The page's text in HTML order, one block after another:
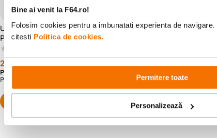
Bine ai venit la F64.ro!
Folosim cookies pentru a imbunatati experienta de
citesti Politica de cookies.
Permitere toate
Personalizează
Urth Filtru Magnetic UV
Plus+ 67mm
209 lei
Preț anterior:
PRP:
Urth Filtru Polarizare
239 lei
34600 lei